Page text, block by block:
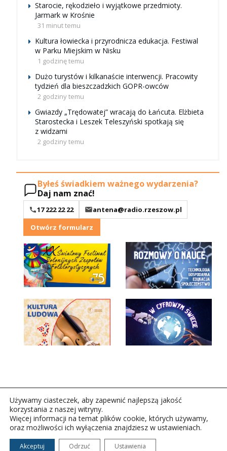
Starocie, rękodzieło i wyjątkowe przedmioty.
Jarmark w Krośnie
31 minut temu
Kultura łowiecka i przyrodnicza edukacja. Festiwal
w Parku Miejskim w Nisku
1 godzinę temu
Dużo turystów i kilkanaście interwencji. Pracowity
tydzień dla bieszczadzkich GOPR-owców
2 godziny temu
Gwiazdy „Trędowatej” wracają do Łańcuta. Elżbieta
Starostecka i Leszek Teleszyński spotkają się
z widzami
2 godziny temu
Byłeś świadkiem ważnego wydarzenia?
Daj nam znać!
17 222 22 22
antena@radio.rzeszow.pl
Otwórz formularz
Copyright © 2026Polskie Radio Rzeszów S.A. w likwidacj.
Wszelkie prawa zastrzeżone.
Używamy ciasteczek, aby zapewnić najlepszą jakość
korzystania z naszej witryny.
Więcej informacji na temat plików cookie, których używamy,
oraz możliwości ich wyłączenia znajdziesz w ustawieniach.
Akceptuj Odrzuć Ustawienia